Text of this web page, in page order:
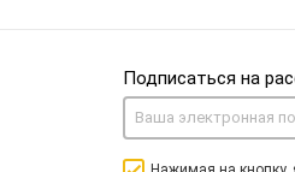
Подписаться на